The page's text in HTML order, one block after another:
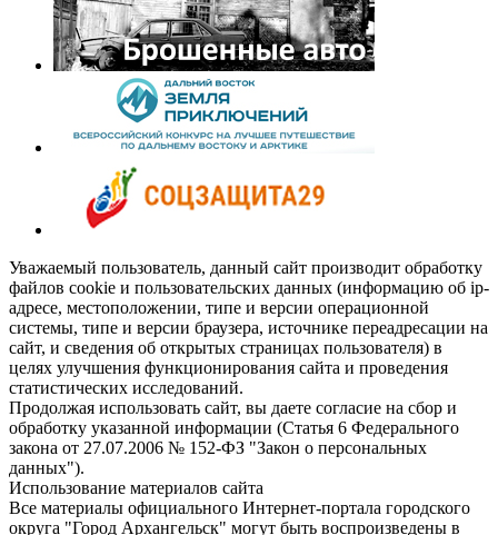
Уважаемый пользователь, данный сайт производит обработку
файлов cookie и пользовательских данных (информацию об ip-
адресе, местоположении, типе и версии операционной
системы, типе и версии браузера, источнике переадресации на
сайт, и сведения об открытых страницах пользователя) в
целях улучшения функционирования сайта и проведения
статистических исследований.
Продолжая использовать сайт, вы даете согласие на сбор и
обработку указанной информации (Статья 6 Федерального
закона от 27.07.2006 № 152-ФЗ "Закон о персональных
данных").
Использование материалов сайта
Все материалы официального Интернет-портала городского
округа "Город Архангельск" могут быть воспроизведены в